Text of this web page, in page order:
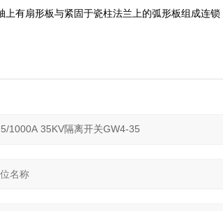
有扇形板与紧固于瓷柱法兰上的弧形板组成连锁